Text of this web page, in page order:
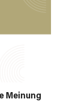
Meinung